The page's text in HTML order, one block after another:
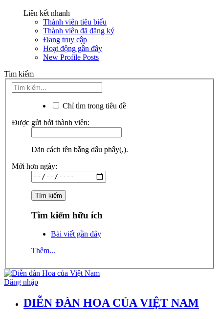
Liên kết nhanh
Thành viên tiêu biểu
Thành viên đã đăng ký
Đang truy cập
Hoạt động gần đây
New Profile Posts
Tìm kiếm
Chỉ tìm trong tiêu đề
Được gửi bởi thành viên:
Dãn cách tên bằng dấu phẩy(,).
Mới hơn ngày:
Tìm kiếm hữu ích
Bài viết gần đây
Thêm...
Đăng nhập
DIỄN ĐÀN HOA CỦA VIỆT NAM